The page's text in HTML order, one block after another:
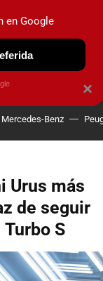
Mercedes-Benz
Urus más
de seguir
S
×
en Google